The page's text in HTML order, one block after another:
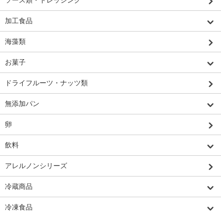
加工食品
海藻類
お菓子
ドライフルーツ・ナッツ類
無添加パン
卵
飲料
アレルノンシリーズ
冷蔵商品
冷凍食品